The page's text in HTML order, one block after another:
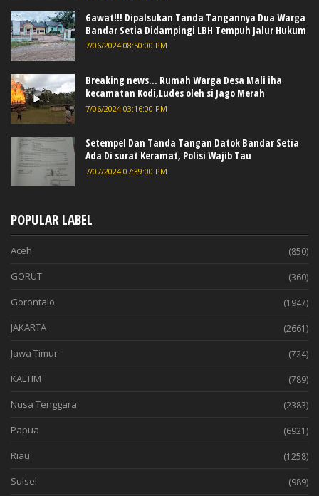
Gawat!!! Dipalsukan Tanda Tangannya Dua Warga
Bandar Setia Didampingi LBH Tempuh Jalur Hukum
7/06/2024 08:50:00 PM
Breaking news... Rumah Warga Desa Mali iha
kecamatan Kodi,Ludes oleh si Jago Merah
7/06/2024 03:16:00 PM
Setempel Dan Tanda Tangan Datok Bandar Setia
Ada Di surat Keramat, Polisi Wajib Tau
7/07/2024 07:39:00 PM
POPULAR LABEL
Aceh (850)
GORUT (360)
Gorontalo (1947)
JAKARTA (2661)
Jawa Timur (724)
KALTIM (789)
Nusa Tenggara (2383)
Papua (6921)
Riau (1258)
Sulsel (989)